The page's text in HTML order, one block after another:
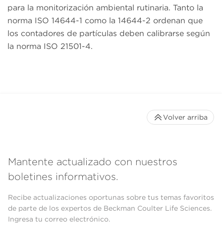
para la monitorización ambiental rutinaria. Tanto la
norma ISO 14644-1 como la 14644-2 ordenan que
los contadores de partículas deben calibrarse según
la norma ISO 21501-4.
Mantente actualizado con nuestros
boletines informativos.
Recibe actualizaciones oportunas sobre tus temas favoritos
de parte de los expertos de Beckman Coulter Life Sciences.
Ingresa tu correo electrónico.
Volver arriba